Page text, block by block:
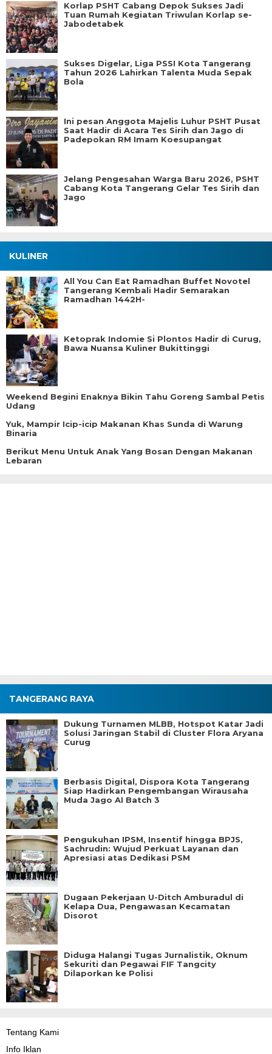
Korlap PSHT Cabang Depok Sukses Jadi
Tuan Rumah Kegiatan Triwulan Korlap se-
Jabodetabek
Sukses Digelar, Liga PSSI Kota Tangerang
Tahun 2026 Lahirkan Talenta Muda Sepak
Bola
Ini pesan Anggota Majelis Luhur PSHT Pusat
Saat Hadir di Acara Tes Sirih dan Jago di
Padepokan RM Imam Koesupangat
Jelang Pengesahan Warga Baru 2026, PSHT
Cabang Kota Tangerang Gelar Tes Sirih dan
Jago
KULINER
All You Can Eat Ramadhan Buffet Novotel
Tangerang Kembali Hadir Semarakan
Ramadhan 1442H-
Ketoprak Indomie Si Plontos Hadir di Curug,
Bawa Nuansa Kuliner Bukittinggi
Weekend Begini Enaknya Bikin Tahu Goreng Sambal Petis
Udang
Yuk, Mampir Icip-icip Makanan Khas Sunda di Warung
Binaria
Berikut Menu Untuk Anak Yang Bosan Dengan Makanan
Lebaran
TANGERANG RAYA
Dukung Turnamen MLBB, Hotspot Katar Jadi
Solusi Jaringan Stabil di Cluster Flora Aryana
Curug
Berbasis Digital, Dispora Kota Tangerang
Siap Hadirkan Pengembangan Wirausaha
Muda Jago AI Batch 3
Pengukuhan IPSM, Insentif hingga BPJS,
Sachrudin: Wujud Perkuat Layanan dan
Apresiasi atas Dedikasi PSM
Dugaan Pekerjaan U-Ditch Amburadul di
Kelapa Dua, Pengawasan Kecamatan
Disorot
Diduga Halangi Tugas Jurnalistik, Oknum
Sekuriti dan Pegawai FIF Tangcity
Dilaporkan ke Polisi
Tentang Kami
Info Iklan